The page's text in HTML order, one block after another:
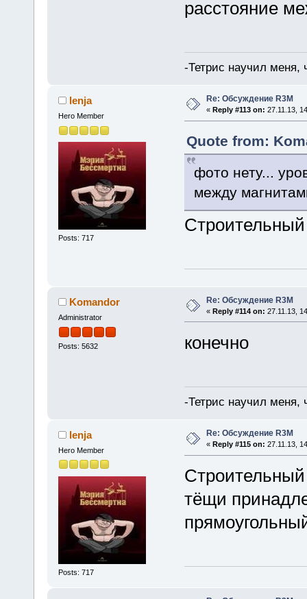
расстояние
-Тетрис научил меня,
lenja
Hero Member
Posts: 717
Re: Обсуждение R3M
« Reply #113 on: 27.11.13,
Quote from:
фото нету...
между
Komandor
Administrator
Posts: 5632
Re: Обсуждение R3M
« Reply #114 on: 27.11.13,
конечно
-Тетрис научил меня,
lenja
Hero Member
Posts: 717
Re: Обсуждение R3M
« Reply #115 on: 27.11.13,
тёщи